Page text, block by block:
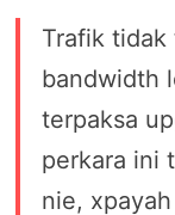
Trafik tidak
bandwidth
terpaksa
perkara ini
nie,